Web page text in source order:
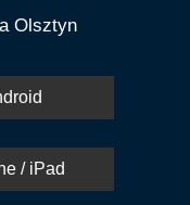
Olsztyn
/ iPad